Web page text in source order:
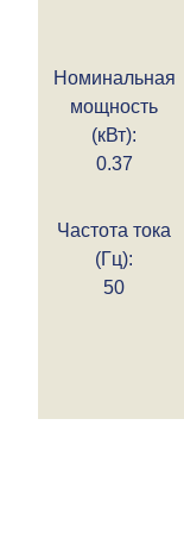
Номинальная
мощность
(кВт):
0.37
Частота тока
(Гц):
50